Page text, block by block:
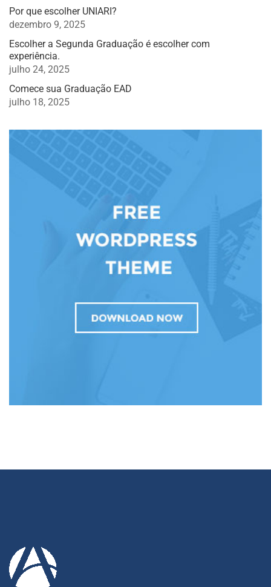
Por que escolher UNIARI?
dezembro 9, 2025
Escolher a Segunda Graduação é escolher com
experiência.
julho 24, 2025
Comece sua Graduação EAD
julho 18, 2025